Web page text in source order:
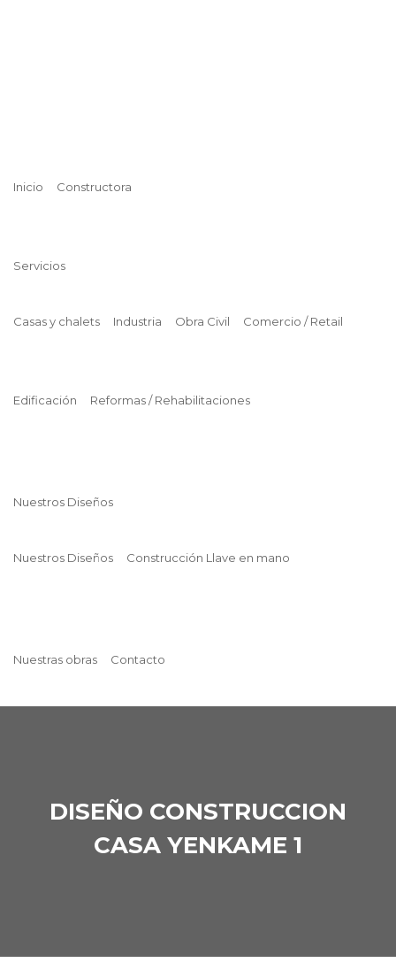
Inicio Constructora
Servicios
Casas y chalets Industria Obra Civil Comercio / Retail
Edificación Reformas / Rehabilitaciones
Nuestros Diseños
Nuestros Diseños Construcción Llave en mano
Nuestras obras Contacto
DISEÑO CONSTRUCCION
CASA YENKAME 1